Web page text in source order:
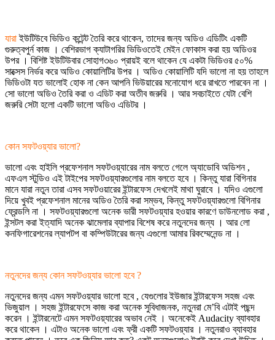
যারাইউটিউবে ভিডিও কন্টেন্ট তৈরি করে থাকেন, তাদের জন্য অডিও এডিটিং একটি
গুরুত্বপুর্ন কাজ । বেশিরভাগ ক্যাটাগরির ভিডিওতেই মেইন ফোকাস করা হয় অডিওর
উপর । বিশিষ্ট ইউটিউবার সোহাগ৩৬০ প্রায়ই বলে থাকেন যে একটা ভিডিওর ৫০%
সাক্সেস নির্ভর করে অডিও কোয়ালিটির উপর । অডিও কোয়ালিটি যদি ভালো না হয় তাহলে
ভিডিওটা যত ভালোই হোক না কেন আপনি ভিউয়ারের মনোযোগ ধরে রাখতে পারবেন না ।
সো ভালো অডিও তৈরি করা ও এডিট করা অতীব জরুরি । আর সবচাইতে যেটা বেশি
জরুরি সেটা হলো একটি ভালো অডিও এডিটর ।
কোন সফটওয়্যার ভালো?
ভালো এবং হাইলি প্রফেশনাল সফটওয়্যারের নাম বলতে গেলে অ্যাডোবি অডিশন ,
এফএল স্টুডিও এই টাইপের সফটওয়্যারগুলোর নাম বলতে হবে । কিন্তু যারা বিগিনার
মানে যারা নতুন তারা এসব সফটওয়ারের ইন্টারফেস দেখলেই মাথা ঘুরাবে । যদিও এগুলো
দিয়ে খুবই প্রফেশনাল মানের অডিও তৈরি করা সম্ভব, কিন্তু সফটওয়্যারগুলো বিগিনার
ফ্রেন্ডলি না । সফটওয়্যারগুলো অনেক ভারী সফটওয়্যার হওয়ার কারণে ডাউনলোড করা ,
ইন্সটল করা ইত্যাদি অনেক ঝামেলার ব্যাপার বিশেষ করে নতুনদের জন্য । আর লো
কনফিগারেশনের ল্যাপটপ বা কম্পিউটারের জন্য এগুলো আমার রিকম্মেনেন্ড না ।
নতুনদের জন্য কোন সফটওয়্যার ভালো হবে ?
নতুনদের জন্য এমন সফটওয়্যার ভালো হবে , যেগুলোর ইউজার ইন্টারফেস সহজ এবং
ভিজুয়াল । সহজ ইন্টারফেসে কাজ করা অনেক সুবিধাজনক, নতুনরা মে’বি এটাই পছন্দ
করেন । ইন্টারনেটে এমন সফটওয়্যারের অভাব নেই । অনেকেই Audacity ব্যাবহার
করে থাকেন । এটাও অনেক ভালো এবং ফ্রী একটি সফটওয়্যার । নতুনরাও ব্যাবহার